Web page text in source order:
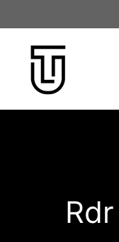
atla